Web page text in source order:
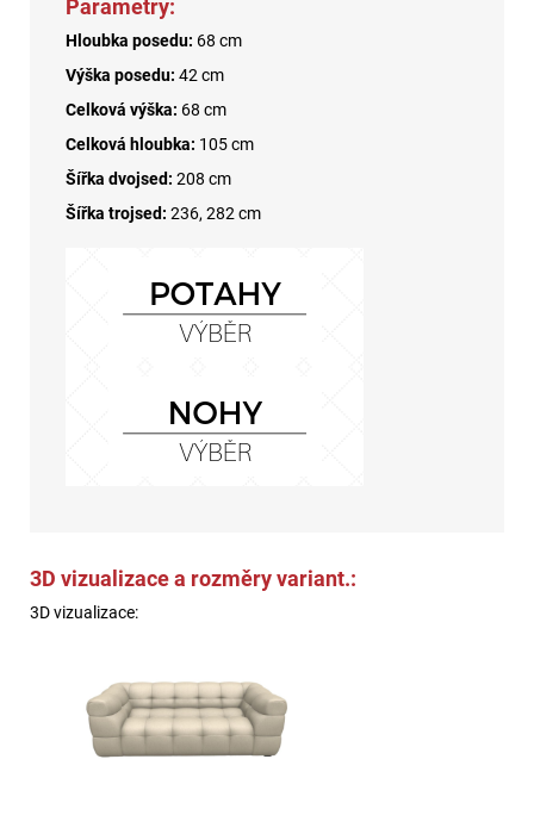
Parametry:
Hloubka posedu: 68 cm
Výška posedu: 42 cm
Celková výška: 68 cm
Celková hloubka: 105 cm
Šířka dvojsed: 208 cm
Šířka trojsed: 236, 282 cm
3D vizualizace a rozměry variant.:
3D vizualizace: